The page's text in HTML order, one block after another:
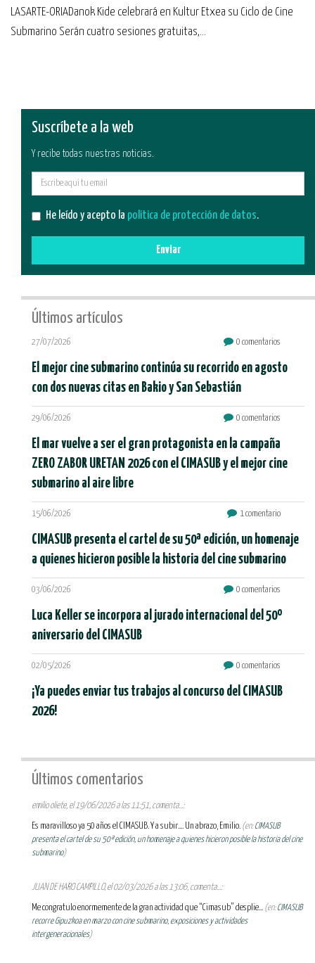
LASARTE-ORIADanok Kide celebrará en Kultur Etxea su Ciclo de Cine
Submarino Serán cuatro sesiones gratuitas,...
Suscríbete a la web
Y recibe todas nuestras noticias.
He leído y acepto la política de protección de datos.
Enviar
Últimos artículos
27/07/2026 0 comentarios
El mejor cine submarino continúa su recorrido en agosto
con dos nuevas citas en Bakio y San Sebastián
29/06/2026 0 comentarios
El mar vuelve a ser el gran protagonista en la campaña
ZERO ZABOR URETAN 2026 con el CIMASUB y el mejor cine
submarino al aire libre
15/06/2026 1 comentario
CIMASUB presenta el cartel de su 50ª edición, un homenaje
a quienes hicieron posible la historia del cine submarino
03/06/2026 0 comentarios
Luca Keller se incorpora al jurado internacional del 50º
aniversario del CIMASUB
02/05/2026 0 comentarios
¡Ya puedes enviar tus trabajos al concurso del CIMASUB
2026!
Últimos comentarios
emilio oliete, el 19/06/2026 a las 11:51, comenta...:
Es maravilloso ya 50 años el CIMASUB. Y a subir.... Un abrazo, Emilio. (en:CIMASUB
presenta el cartel de su 50ª edición, un homenaje a quienes hicieron posible la historia del cine
submarino)
JUAN DE HARO CAMPILLO, el 02/03/2026 a las 13:06, comenta...:
Me congratulo enormemente de la gran actividad que “Cimasub” desplie... (en:CIMASUB
recorre Gipuzkoa en marzo con cine submarino, exposiciones y actividades
intergeneracionales)